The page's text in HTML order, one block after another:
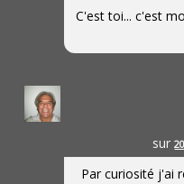
C'est toi... c'est
sur
Par curiosité j'ai